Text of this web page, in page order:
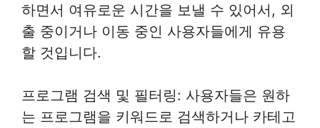
하면서 여유로운 시간을 보낼 수 있어서, 외
출 중이거나 이동 중인 사용자들에게 유용
할 것입니다.
프로그램 검색 및 필터링: 사용자들은 원하
는 프로그램을 키워드로 검색하거나 카테고